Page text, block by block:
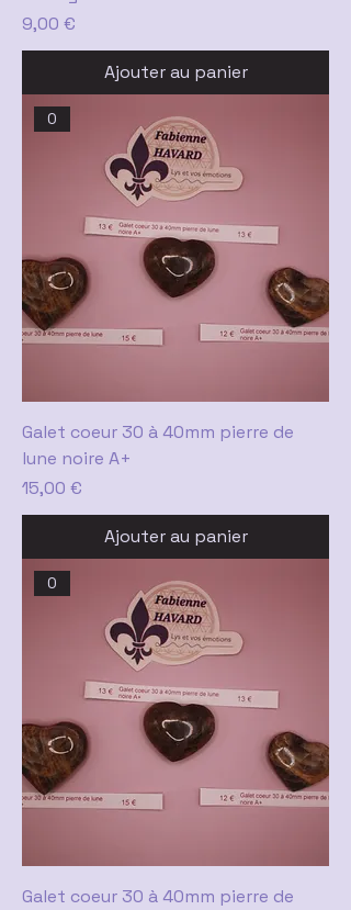
Prix
9,00 €
Ajouter au panier
0
Galet coeur 30 à 40mm pierre de
lune noire A+
Prix
15,00 €
Ajouter au panier
0
Galet coeur 30 à 40mm pierre de